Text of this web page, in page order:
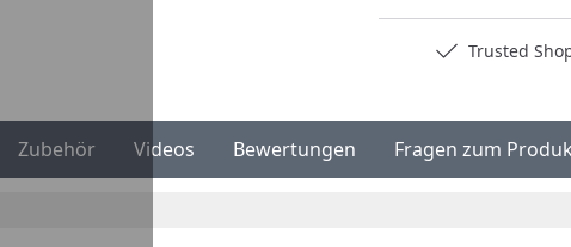
Trusted
Zubehör Videos Bewertungen Fragen zum